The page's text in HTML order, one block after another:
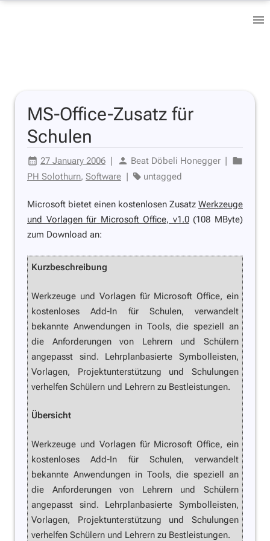
MS-Office-Zusatz für
Schulen
27 January 2006 | Beat Döbeli Honegger |
PH Solothurn, Software | untagged
Microsoft bietet einen kostenlosen Zusatz Werkzeuge
und Vorlagen für Microsoft Office, v1.0(108 MByte)
zum Download an:
Kurzbeschreibung
Werkzeuge und Vorlagen für Microsoft Office, ein
kostenloses Add-In für Schulen, verwandelt
bekannte Anwendungen in Tools, die speziell an
die Anforderungen von Lehrern und Schülern
angepasst sind. Lehrplanbasierte Symbolleisten,
Vorlagen, Projektunterstützung und Schulungen
verhelfen Schülern und Lehrern zu Bestleistungen.
Übersicht
Werkzeuge und Vorlagen für Microsoft Office, ein
kostenloses Add-In für Schulen, verwandelt
bekannte Anwendungen in Tools, die speziell an
die Anforderungen von Lehrern und Schülern
angepasst sind. Lehrplanbasierte Symbolleisten,
Vorlagen, Projektunterstützung und Schulungen
verhelfen Schülern und Lehrern zu Bestleistungen.